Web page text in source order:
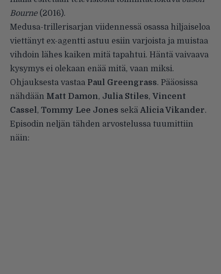
Bourne(2016).
Medusa-trillerisarjan viidennessä osassa hiljaiseloa
viettänyt ex-agentti astuu esiin varjoista ja muistaa
vihdoin lähes kaiken mitä tapahtui. Häntä vaivaava
kysymys ei olekaan enää mitä, vaan miksi.
Ohjauksesta vastaa Paul Greengrass. Pääosissa
nähdään Matt Damon, Julia Stiles, Vincent
Cassel, Tommy Lee Jones sekä Alicia Vikander.
Episodin neljän tähden arvostelussa tuumittiin
näin: